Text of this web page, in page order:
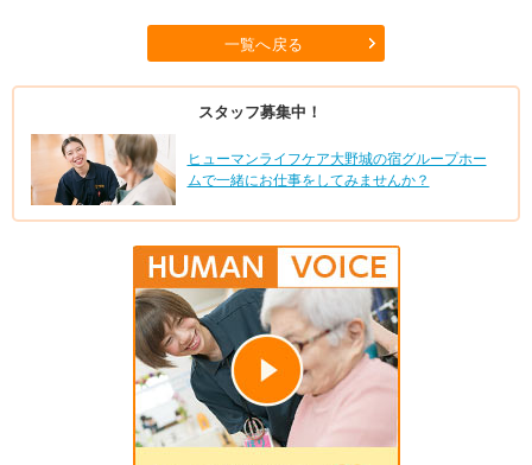
一覧へ戻る
スタッフ募集中！
ヒューマンライフケア大野城の宿グループホー
ムで一緒にお仕事をしてみませんか？